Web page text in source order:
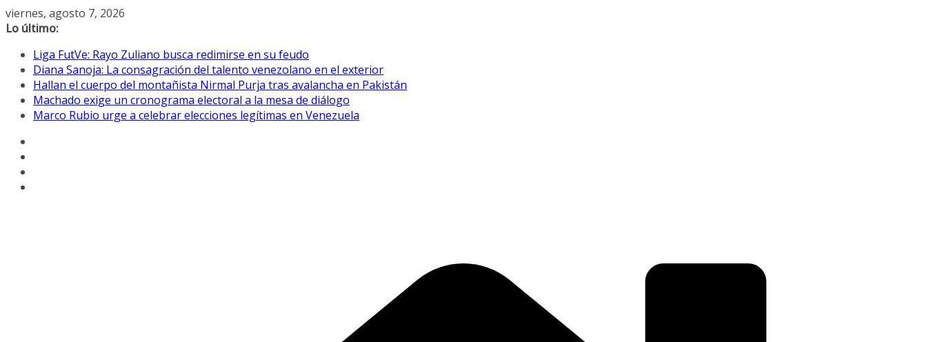
Saltar
al
viernes, agosto 7, 2026
Lo último:
Liga FutVe: Rayo Zuliano busca redimirse en su feudo
Diana Sanoja: La consagración del talento venezolano en el exterior
Hallan el cuerpo del montañista Nirmal Purja tras avalancha en Pakistán
Machado exige un cronograma electoral a la mesa de diálogo
Marco Rubio urge a celebrar elecciones legítimas en Venezuela